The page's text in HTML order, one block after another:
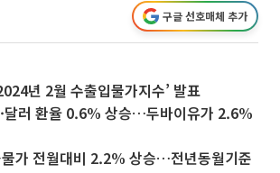
구글 선호매체 추가
년 2월 수출입물가지수’ 발표
달러 환율 0.6% 상승…두바이유가 2.6%
가 전월대비 2.2% 상승…전년동월기준